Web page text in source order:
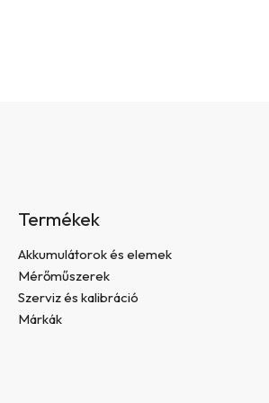
Termékek
Akkumulátorok és elemek
Mérőműszerek
Szerviz és kalibráció
Márkák